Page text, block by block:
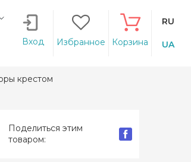
Вход Избранное Корзина
RU
UA
крестом
Поделиться этим
товаром: